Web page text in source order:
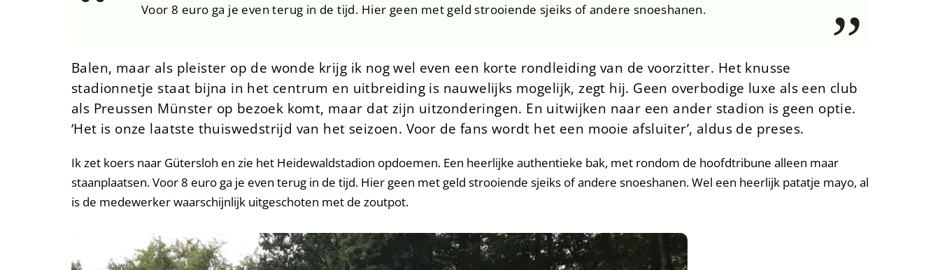
Voor 8 euro ga je even terug in de tijd. Hier geen met geld strooiende sjeiks of andere snoeshanen.
Balen, maar als pleister op de wonde krijg ik nog wel even een korte rondleiding van de voorzitter. Het knusse
stadionnetje staat bijna in het centrum en uitbreiding is nauwelijks mogelijk, zegt hij. Geen overbodige luxe als een club
als Preussen Münster op bezoek komt, maar dat zijn uitzonderingen. En uitwijken naar een ander stadion is geen optie.
‘Het is onze laatste thuiswedstrijd van het seizoen. Voor de fans wordt het een mooie afsluiter’, aldus de preses.
Ik zet koers naar Gütersloh en zie het Heidewaldstadion opdoemen. Een heerlijke authentieke bak, met rondom de hoofdtribune alleen maar
staanplaatsen. Voor 8 euro ga je even terug in de tijd. Hier geen met geld strooiende sjeiks of andere snoeshanen. Wel een heerlijk patatje mayo, al
is de medewerker waarschijnlijk uitgeschoten met de zoutpot.